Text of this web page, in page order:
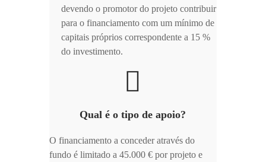
devendo o promotor do projeto contribuir
para o financiamento com um mínimo de
capitais próprios correspondente a 15 %
do investimento.
Qual é o tipo de apoio?
O financiamento a conceder através do
fundo é limitado a 45.000 € por projeto e